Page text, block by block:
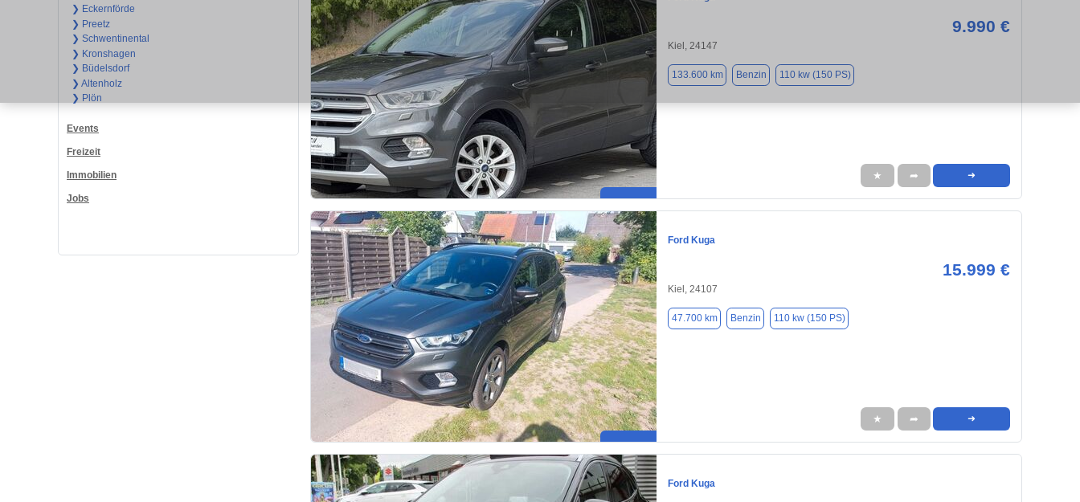
❯ Eckernförde
❯ Preetz
❯ Schwentinental
❯ Kronshagen
❯ Büdelsdorf
❯ Altenholz
❯ Plön
Events
Freizeit
Immobilien
Jobs
9.990 €
Kiel, 24147
133.600 km Benzin 110 kw (150 PS)
★ ➦ ➜
Ford Kuga
15.999 €
Kiel, 24107
47.700 km Benzin 110 kw (150 PS)
★ ➦ ➜
Ford Kuga